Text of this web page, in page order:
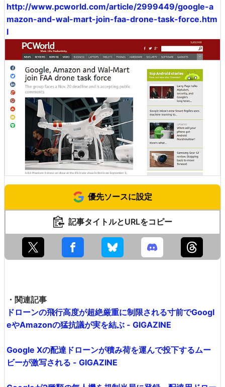
http://www.pcworld.com/article/2999449/google-a
mazon-and-wal-mart-join-faa-drone-task-force.htm
l
優先ソースに設定
記事タイトルとURLをコピー
・関連記事
ドローンの飛行高度が超絶厳重に制限される寸前でGoogl
eやAmazonの猛抗議が実を結ぶ - GIGAZINE
Google Xの配達ドローンが積み荷を運んで投下するムー
ビーが激写される - GIGAZINE